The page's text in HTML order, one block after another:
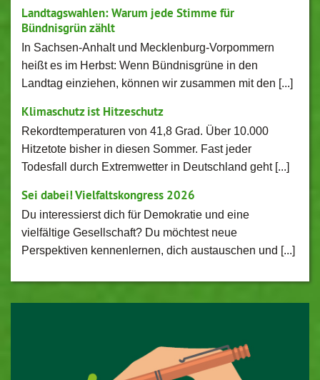
Landtagswahlen: Warum jede Stimme für
Bündnisgrün zählt
In Sachsen-Anhalt und Mecklenburg-Vorpommern
heißt es im Herbst: Wenn Bündnisgrüne in den
Landtag einziehen, können wir zusammen mit den [...]
Klimaschutz ist Hitzeschutz
Rekordtemperaturen von 41,8 Grad. Über 10.000
Hitzetote bisher in diesen Sommer. Fast jeder
Todesfall durch Extremwetter in Deutschland geht [...]
Sei dabei! Vielfaltskongress 2026
Du interessierst dich für Demokratie und eine
vielfältige Gesellschaft? Du möchtest neue
Perspektiven kennenlernen, dich austauschen und [...]